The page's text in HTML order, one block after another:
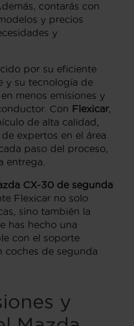
contarás con
y precios
y
por su eficiente
y su tecnología de
menos emisiones y
Con Flexicar,
de alta calidad,
expertos en el área
paso del proceso,
entrega.
CX-30 de segunda
Flexicar no solo
sino también la
has hecho una
con el soporte
coches de segunda
y